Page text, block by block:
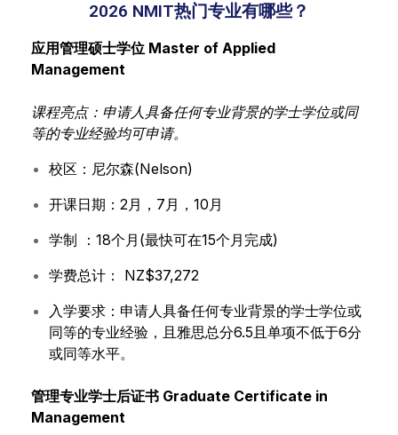
2026 NMIT热门专业有哪些？
应用管理硕士学位 Master of Applied
Management
课程亮点：申请人具备任何专业背景的学士学位或同
等的专业经验均可申请。
校区：尼尔森(Nelson)
开课日期：2月，7月，10月
学制 ：18个月(最快可在15个月完成)
学费总计： NZ$37,272
入学要求：申请人具备任何专业背景的学士学位或
同等的专业经验，且雅思总分6.5且单项不低于6分
或同等水平。
管理专业学士后证书 Graduate Certificate in
Management